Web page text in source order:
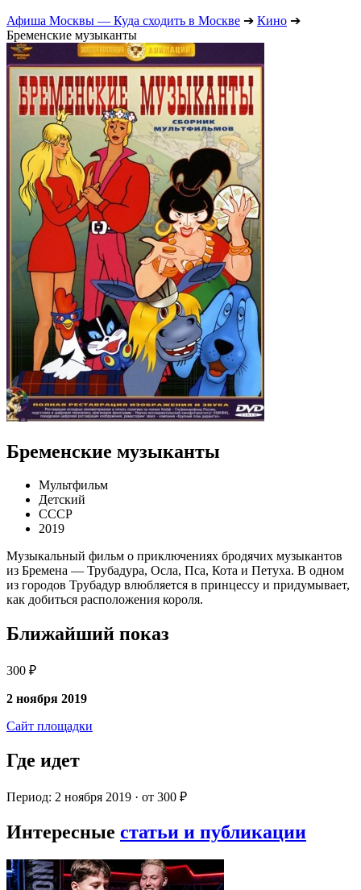
Афиша Москвы — Куда сходить в Москве ➔ Кино ➔
Бременские музыканты
Бременские музыканты
Мультфильм
Детский
СССР
2019
Музыкальный фильм о приключениях бродячих музыкантов
из Бремена — Трубадура, Осла, Пса, Кота и Петуха. В одном
из городов Трубадур влюбляется в принцессу и придумывает,
как добиться расположения короля.
Ближайший показ
300 ₽
2 ноября 2019
Сайт площадки
Где идет
Период: 2 ноября 2019 · от 300 ₽
Интересные статьи и публикации